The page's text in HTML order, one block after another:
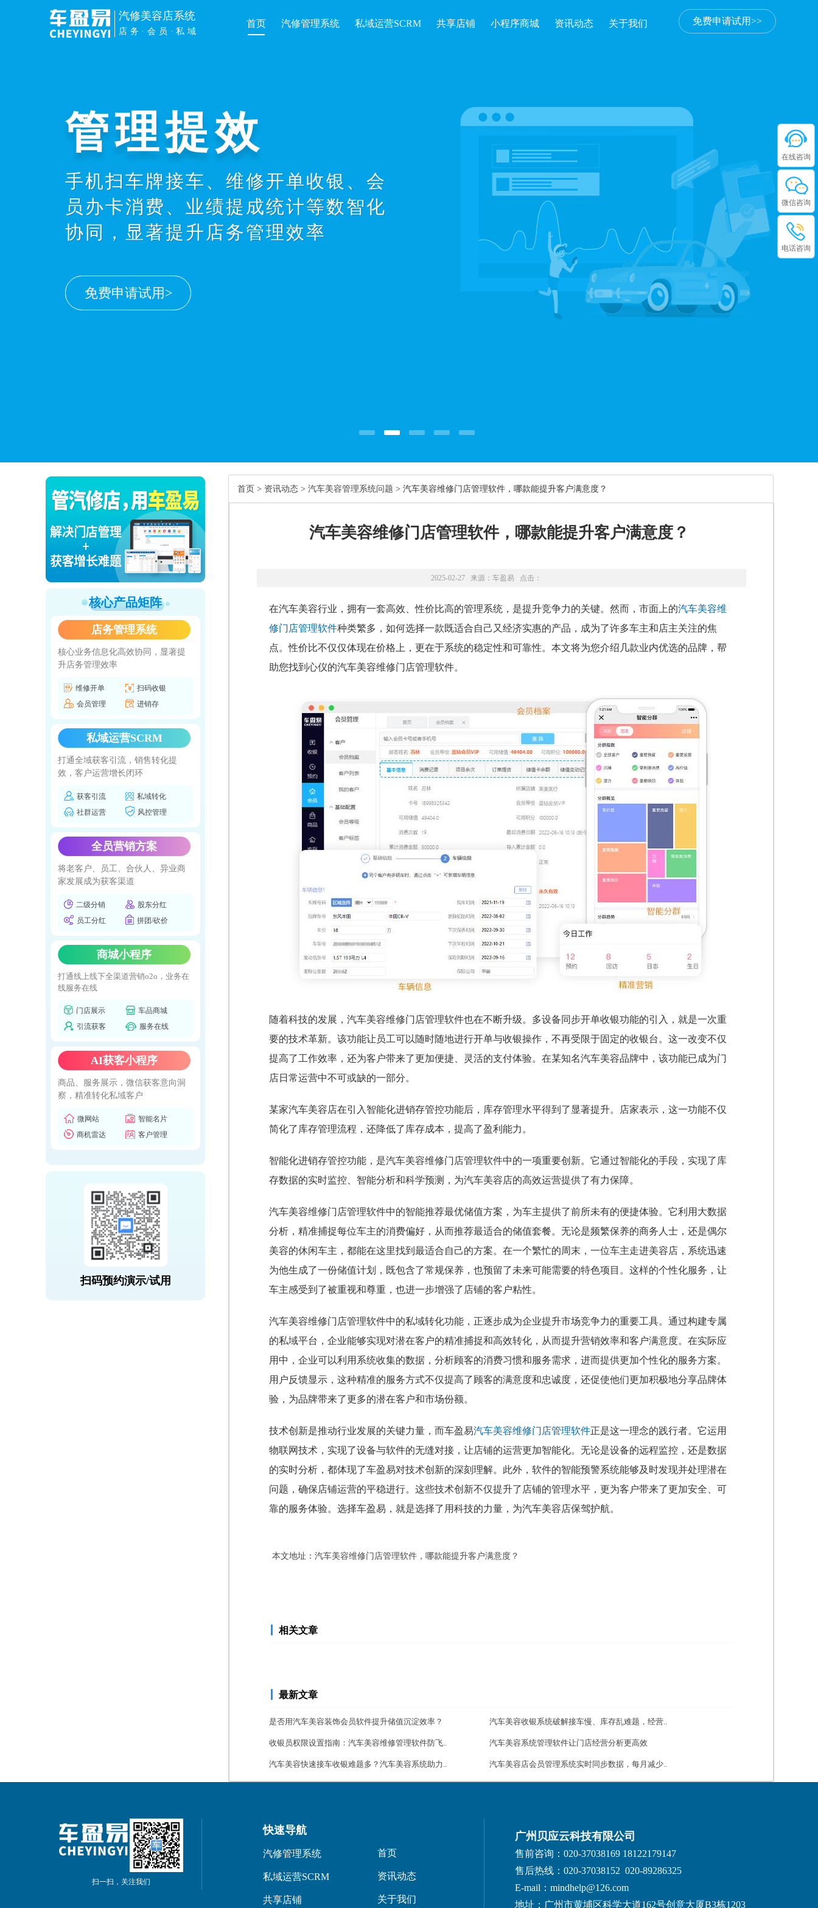
免费申请试用>>
汽修美容店系统
店务·会员·私域
首页 汽修管理系统 私域运营SCRM 共享店铺 小程序商城 资讯动态 关于我们
管理提效
手机扫车牌接车、维修开单收银、会
员办卡消费、业绩提成统计等数智化
协同，显著提升店务管理效率
免费申请试用>
核心产品矩阵
店务管理系统
核心业务信息化高效协同，显著提
升店务管理效率
维修开单
扫码收银
会员管理
进销存
私域运营SCRM
打通全域获客引流，销售转化提
效，客户运营增长闭环
获客引流
私域转化
社群运营
风控管理
全员营销方案
将老客户、员工、合伙人、异业商
家发展成为获客渠道
二级分销
股东分红
员工分红
拼团/砍价
商城小程序
打通线上线下全渠道营销o2o，业务在
线服务在线
门店展示
车品商城
引流获客
服务在线
AI获客小程序
商品、服务展示，微信获客意向洞
察，精准转化私域客户
微网站
智能名片
商机雷达
客户管理
扫码预约演示/试用
首页 > 资讯动态 > 汽车美容管理系统问题 > 汽车美容维修门店管理软件，哪款能提升客户满意度？
汽车美容维修门店管理软件，哪款能提升客户满意度？
2025-02-27 来源： 车盈易 点击：
在汽车美容行业，拥有一套高效、性价比高的管理系统，是提升竞争力的关键。然而，市面上的汽车美容维
修门店管理软件种类繁多，如何选择一款既适合自己又经济实惠的产品，成为了许多车主和店主关注的焦
点。性价比不仅仅体现在价格上，更在于系统的稳定性和可靠性。本文将为您介绍几款业内优选的品牌，帮
助您找到心仪的汽车美容维修门店管理软件。
随着科技的发展，汽车美容维修门店管理软件也在不断升级。多设备同步开单收银功能的引入，就是一次重
要的技术革新。该功能让员工可以随时随地进行开单与收银操作，不再受限于固定的收银台。这一改变不仅
提高了工作效率，还为客户带来了更加便捷、灵活的支付体验。在某知名汽车美容品牌中，该功能已成为门
店日常运营中不可或缺的一部分。
某家汽车美容店在引入智能化进销存管控功能后，库存管理水平得到了显著提升。店家表示，这一功能不仅
简化了库存管理流程，还降低了库存成本，提高了盈利能力。
智能化进销存管控功能，是汽车美容维修门店管理软件中的一项重要创新。它通过智能化的手段，实现了库
存数据的实时监控、智能分析和科学预测，为汽车美容店的高效运营提供了有力保障。
汽车美容维修门店管理软件中的智能推荐最优储值方案，为车主提供了前所未有的便捷体验。它利用大数据
分析，精准捕捉每位车主的消费偏好，从而推荐最适合的储值套餐。无论是频繁保养的商务人士，还是偶尔
美容的休闲车主，都能在这里找到最适合自己的方案。在一个繁忙的周末，一位车主走进美容店，系统迅速
为他生成了一份储值计划，既包含了常规保养，也预留了未来可能需要的特色项目。这样的个性化服务，让
车主感受到了被重视和尊重，也进一步增强了店铺的客户粘性。
汽车美容维修门店管理软件中的私域转化功能，正逐步成为企业提升市场竞争力的重要工具。通过构建专属
的私域平台，企业能够实现对潜在客户的精准捕捉和高效转化，从而提升营销效率和客户满意度。在实际应
用中，企业可以利用系统收集的数据，分析顾客的消费习惯和服务需求，进而提供更加个性化的服务方案。
用户反馈显示，这种精准的服务方式不仅提高了顾客的满意度和忠诚度，还促使他们更加积极地分享品牌体
验，为品牌带来了更多的潜在客户和市场份额。
技术创新是推动行业发展的关键力量，而车盈易汽车美容维修门店管理软件正是这一理念的践行者。它运用
物联网技术，实现了设备与软件的无缝对接，让店铺的运营更加智能化。无论是设备的远程监控，还是数据
的实时分析，都体现了车盈易对技术创新的深刻理解。此外，软件的智能预警系统能够及时发现并处理潜在
问题，确保店铺运营的平稳进行。这些技术创新不仅提升了店铺的管理水平，更为客户带来了更加安全、可
靠的服务体验。选择车盈易，就是选择了用科技的力量，为汽车美容店保驾护航。
本文地址： 汽车美容维修门店管理软件，哪款能提升客户满意度？
相关文章
最新文章
是否用汽车美容装饰会员软件提升储值沉淀效率？ 汽车美容收银系统破解接车慢、库存乱难题，经营..
收银员权限设置指南：汽车美容维修管理软件防飞.. 汽车美容系统管理软件让门店经营分析更高效
汽车美容快速接车收银难题多？汽车美容系统助力.. 汽车美容店会员管理系统实时同步数据，每月减少..
扫一扫，关注我们
快速导航
汽修管理系统
私域运营SCRM
共享店铺
首页
资讯动态
关于我们
广州贝应云科技有限公司
售前咨询：020-37038169 18122179147
售后热线：020-37038152 020-89286325
E-mail：mindhelp@126.com
地址：广州市黄埔区科学大道162号创意大厦B3栋1203
在线咨询
微信咨询
电话咨询